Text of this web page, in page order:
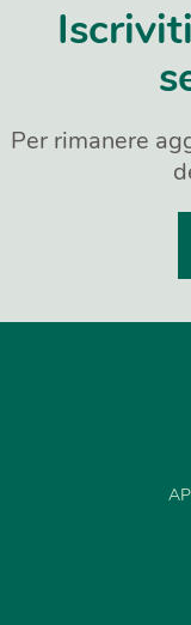
Per rimanere